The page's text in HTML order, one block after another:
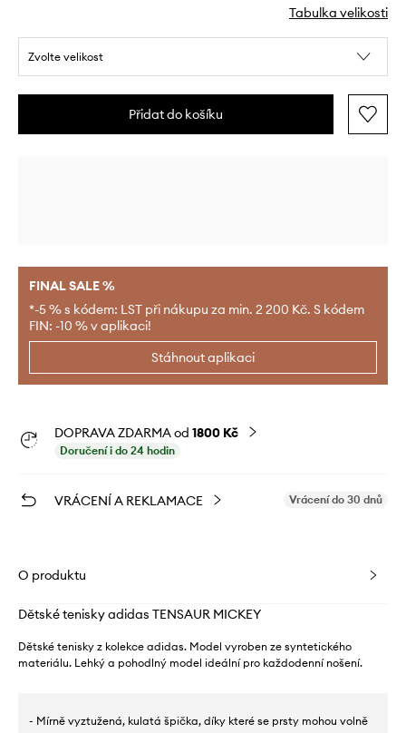
Tabulka velikosti
Zvolte velikost
Přidat do košíku
FINAL SALE %
*-5 % s kódem: LST při nákupu za min. 2 200 Kč. S kódem
FIN: -10 % v aplikaci!
Stáhnout aplikaci
DOPRAVA ZDARMA od 1800 Kč
Doručení i do 24 hodin
VRÁCENÍ A REKLAMACE Vrácení do 30 dnů
O produktu
Dětské tenisky adidas TENSAUR MICKEY
Dětské tenisky z kolekce adidas. Model vyroben ze syntetického
materiálu. Lehký a pohodlný model ideální pro každodenní nošení.
- Mírně vyztužená, kulatá špička, díky které se prsty mohou volně